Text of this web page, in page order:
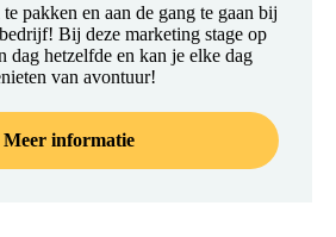
pakken en aan de gang te gaan bij
Bij deze marketing stage op
dag hetzelfde en kan je elke dag
van avontuur!
Meer informatie